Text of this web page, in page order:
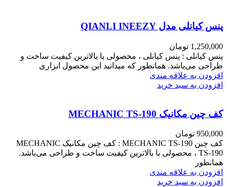
پنس کیانلی مدل QIANLI INEEZY
1,250,000 تومان
پنس کیانلی : پنس کیانلی ، محصولی با بالاترین کیفیت ساخت و
طراحی می‌باشد. همانطور که میدانید این محصول ابزاری
افزودن به علاقه مندی
افزودن به سبد خرید
کف چین مکانیک MECHANIC TS-190
950,000 تومان
کف چین MECHANIC TS-190 : کف چین مکانیک MECHANIC
TS-190 ، محصولی با بالاترین کیفیت ساخت و طراحی می‌باشد.
همانطور
افزودن به علاقه مندی
افزودن به سبد خرید